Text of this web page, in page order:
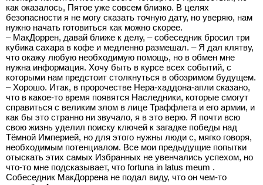
как оказалось, Пятое уже совсем близко. В целях
безопасности я не могу сказать точную дату, но уверяю, нам
нужно начать готовиться как можно скорее.
– МакДоррен, давай ближе к делу, – собеседник бросил три
кубика сахара в кофе и медленно размешал. – Я дал клятву,
что окажу любую необходимую помощь, но в обмен мне
нужна информация. Хочу быть в курсе всех событий, с
которыми нам предстоит столкнуться в обозримом будущем.
– Хорошо. Итак, в пророчестве Нера-хаддона-апли сказано,
что в какое-то время появятся Наследники, которые смогут
справиться с великим злом в лице Траффлета и его армии, и
как бы это странно ни звучало, я в это верю. Я почти всю
свою жизнь уделил поиску ключей к загадке победы над
Тёмной Империей, но для этого нужны люди с, мягко говоря,
необходимым потенциалом. Все мои предыдущие попытки
отыскать этих самых Избранных не увенчались успехом, но
что-то мне подсказывает, что fortuna in latus meum .
Собеседник МакДоррена не подал виду, что он чем-то